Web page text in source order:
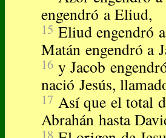
engendró a Eliud,
15 Eliud engendró
Matán engendró a
16 y Jacob
nació Jesús,
17 Así que el total
Abrahán hasta
18